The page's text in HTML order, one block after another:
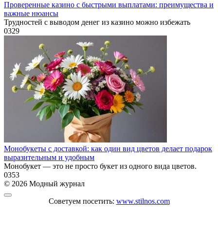
Проверенные казино с быстрыми выплатами: преимущества и
важные нюансы
Трудностей с выводом денег из казино можно избежать
0329
Монобукеты с доставкой: как один вид цветов делает подарок
выразительным и удобным
Монобукет — это не просто букет из одного вида цветов.
0353
© 2026 Модный журнал
Советуем посетить: www.stilnos.com